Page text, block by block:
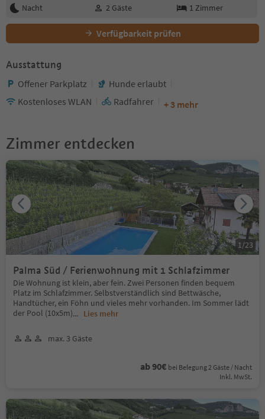
Nacht
2 Gäste 1 Zimmer
Verfügbarkeit prüfen
Ausstattung
Offener Parkplatz
Hunde erlaubt
Kostenloses WLAN
Radfahrer + 3 mehr
Zimmer entdecken
Palma Süd / Ferienwohnung mit 1 Schlafzimmer
Die Wohnung ist klein, aber fein. Zwei Personen finden bequem
Platz im Schlafzimmer. Selbstverständlich sind Bettwäsche,
Handtücher, ein Föhn und vieles mehr vorhanden. Im Sommer lädt
der Pool (10x5m)... Lies mehr
max. 3 Gäste
ab 90€ bei Belegung 2 Gäste / Nacht
Inkl. MwSt.
1 /23